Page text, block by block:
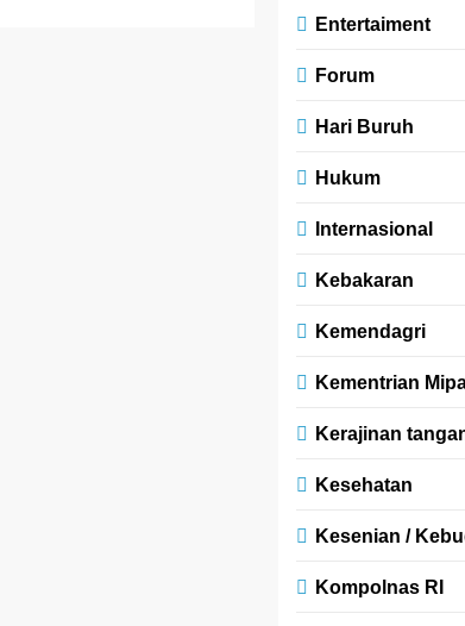
Entertaiment
Forum
Hari Buruh
Hukum
Internasional
Kebakaran
Kemendagri
Kementrian
Kerajinan
Kesehatan
Kesenian /
Kompolnas RI